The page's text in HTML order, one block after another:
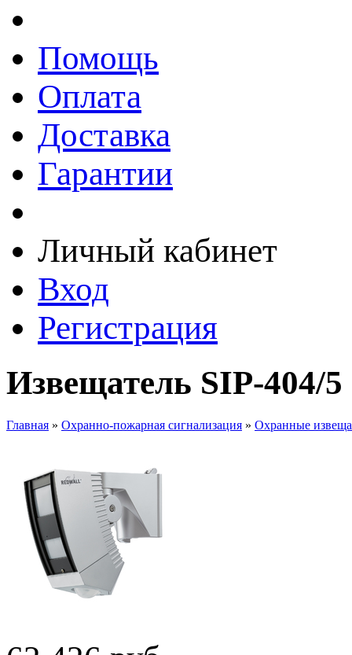
Помощь
Оплата
Доставка
Гарантии
Личный кабинет
Вход
Регистрация
Извещатель SIP-404/5
Главная » Охранно-пожарная сигнализация » Охранные